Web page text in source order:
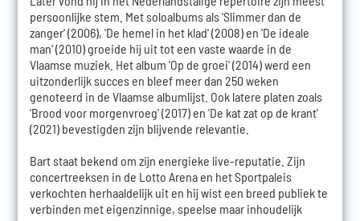
persoonlijke stem. Met soloalbums als 'Slimmer dan de
zanger' (2006), 'De hemel in het klad' (2008) en 'De ideale
man' (2010) groeide hij uit tot een vaste waarde in de
Vlaamse muziek. Het album 'Op de groei' (2014) werd een
uitzonderlijk succes en bleef meer dan 250 weken
genoteerd in de Vlaamse albumlijst. Ook latere platen zoals
'Brood voor morgenvroeg' (2017) en 'De kat zat op de krant'
(2021) bevestigden zijn blijvende relevantie.
Bart staat bekend om zijn energieke live-reputatie. Zijn
concertreeksen in de Lotto Arena en het Sportpaleis
verkochten herhaaldelijk uit en hij wist een breed publiek te
verbinden met eigenzinnige, speelse maar inhoudelijk